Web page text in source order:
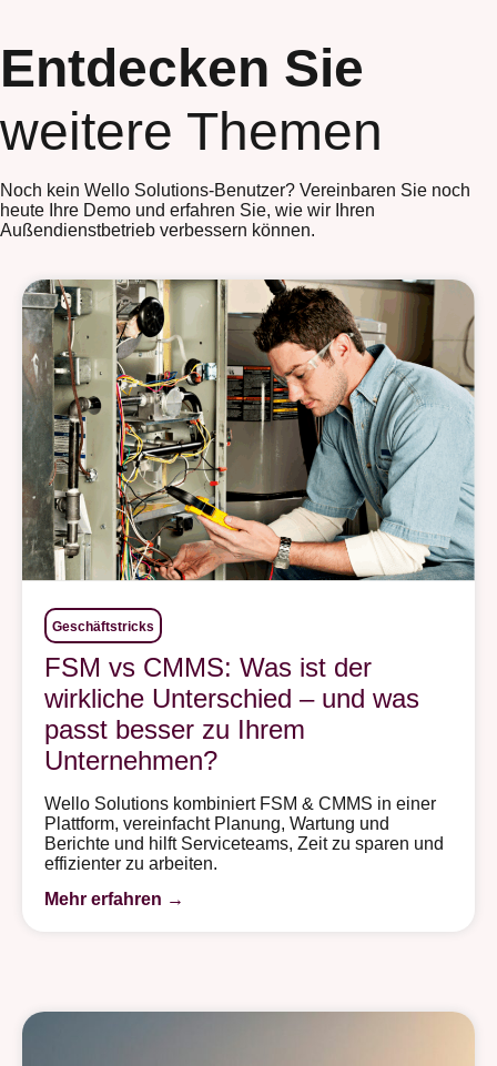
Entdecken Sie
weitere Themen
Noch kein Wello Solutions-Benutzer? Vereinbaren Sie noch
heute Ihre Demo und erfahren Sie, wie wir Ihren
Außendienstbetrieb verbessern können.
Geschäftstricks
FSM vs CMMS: Was ist der
wirkliche Unterschied – und was
passt besser zu Ihrem
Unternehmen?
Wello Solutions kombiniert FSM & CMMS in einer
Plattform, vereinfacht Planung, Wartung und
Berichte und hilft Serviceteams, Zeit zu sparen und
effizienter zu arbeiten.
Mehr erfahren →